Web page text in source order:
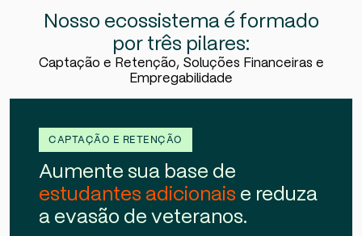
Nosso ecossistema é formado
por três pilares:
Captação e Retenção, Soluções Financeiras e
Empregabilidade
CAPTAÇÃO E RETENÇÃO
Aumente sua base de
estudantes adicionais e reduza
a evasão de veteranos.